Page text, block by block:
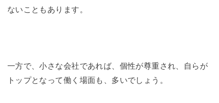
ないこともあります。
一方で、小さな会社であれば、個性が尊重され、自らが
トップとなって働く場面も、多いでしょう。